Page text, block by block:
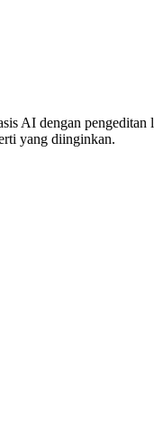
AI dengan
yang diinginkan.